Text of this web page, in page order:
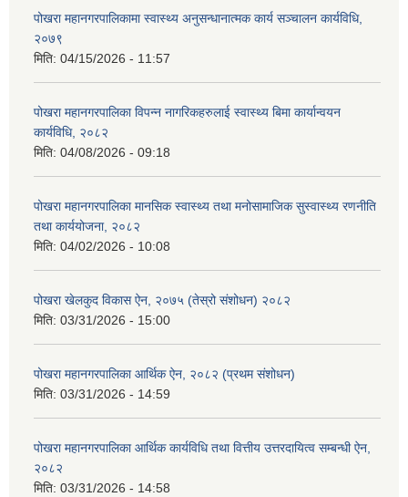
पोखरा महानगरपालिकामा स्वास्थ्य अनुसन्धानात्मक कार्य सञ्चालन कार्यविधि,
२०७९
मिति: 04/15/2026 - 11:57
पोखरा महानगरपालिका विपन्न नागरिकहरुलाई स्वास्थ्य बिमा कार्यान्वयन
कार्यविधि, २०८२
मिति: 04/08/2026 - 09:18
पोखरा महानगरपालिका मानसिक स्वास्थ्य तथा मनोसामाजिक सुस्वास्थ्य रणनीति
तथा कार्ययोजना, २०८२
मिति: 04/02/2026 - 10:08
पोखरा खेलकुद विकास ऐन, २०७५ (तेस्रो संशोधन) २०८२
मिति: 03/31/2026 - 15:00
पोखरा महानगरपालिका आर्थिक ऐन, २०८२ (प्रथम संशोधन)
मिति: 03/31/2026 - 14:59
पोखरा महानगरपालिका आर्थिक कार्यविधि तथा वित्तीय उत्तरदायित्व सम्बन्धी ऐन,
२०८२
मिति: 03/31/2026 - 14:58